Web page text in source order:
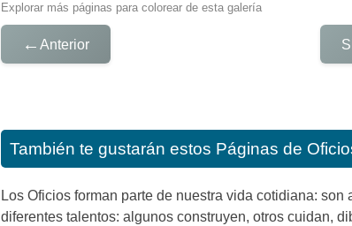
Explorar más páginas para colorear de esta galería
← Anterior
También te gustarán estos Páginas de
Los Oficios forman parte de nuestra vida cotidiana:
diferentes talentos: algunos construyen, otros cuidan,